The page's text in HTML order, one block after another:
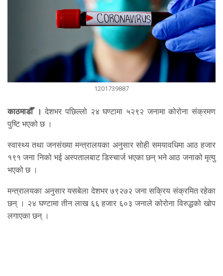
1201739887
काठमाडौँ । देशभर पछिल्लो २४ घण्टामा ५२९२ जनामा कोरोना संक्रमण
पुष्टि भएको छ ।
स्वास्थ्य तथा जनसंख्या मन्त्रालयका अनुसार सोही समयावधिमा आठ हजार
१९१ जना निको भई अस्पतालबाट डिस्चार्ज भएका छन् भने आठ जनाको मृत्यु
भएको छ ।
मन्त्रालयका अनुसार यसबेला देशभर ७९२७२ जना सक्रिय संक्रमित रहेका
छन् । २४ घण्टामा तीन लाख ६६ हजार ६०३ जनाले कोरोना विरुद्धको खोप
लगाएका छन् ।